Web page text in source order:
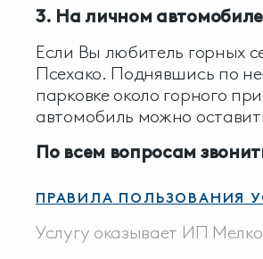
3. На личном
Если Вы любитель горных
Псехако. Поднявшись по
парковке около горного
автомобиль можно
По всем вопросам
ПРАВИЛА ПОЛЬЗОВАНИЯ
Услугу оказывает ИП